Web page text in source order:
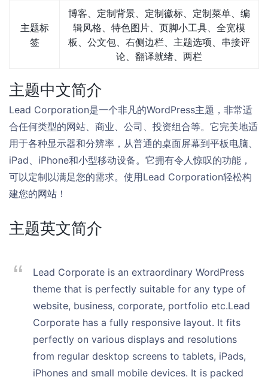
主题标
签
博客、定制背景、定制徽标、定制菜单、编
辑风格、特色图片、页脚小工具、全宽模
板、公文包、右侧边栏、主题选项、串接评
论、翻译就绪、两栏
主题中文简介
Lead Corporation是一个非凡的WordPress主题，非常适
合任何类型的网站、商业、公司、投资组合等。它完美地适
用于各种显示器和分辨率，从普通的桌面屏幕到平板电脑、
iPad、iPhone和小型移动设备。它拥有令人惊叹的功能，
可以定制以满足您的需求。使用Lead Corporation轻松构
建您的网站！
主题英文简介
Lead Corporate is an extraordinary WordPress
theme that is perfectly suitable for any type of
website, business, corporate, portfolio etc.Lead
Corporate has a fully responsive layout. It fits
perfectly on various displays and resolutions
from regular desktop screens to tablets, iPads,
iPhones and small mobile devices. It is packed